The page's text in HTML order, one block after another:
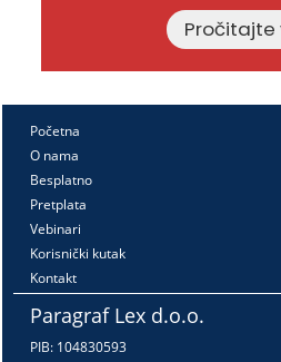
Početna
O nama
Besplatno
Pretplata
Vebinari
Korisnički kutak
Kontakt
Paragraf Lex d.o.o.
PIB: 104830593